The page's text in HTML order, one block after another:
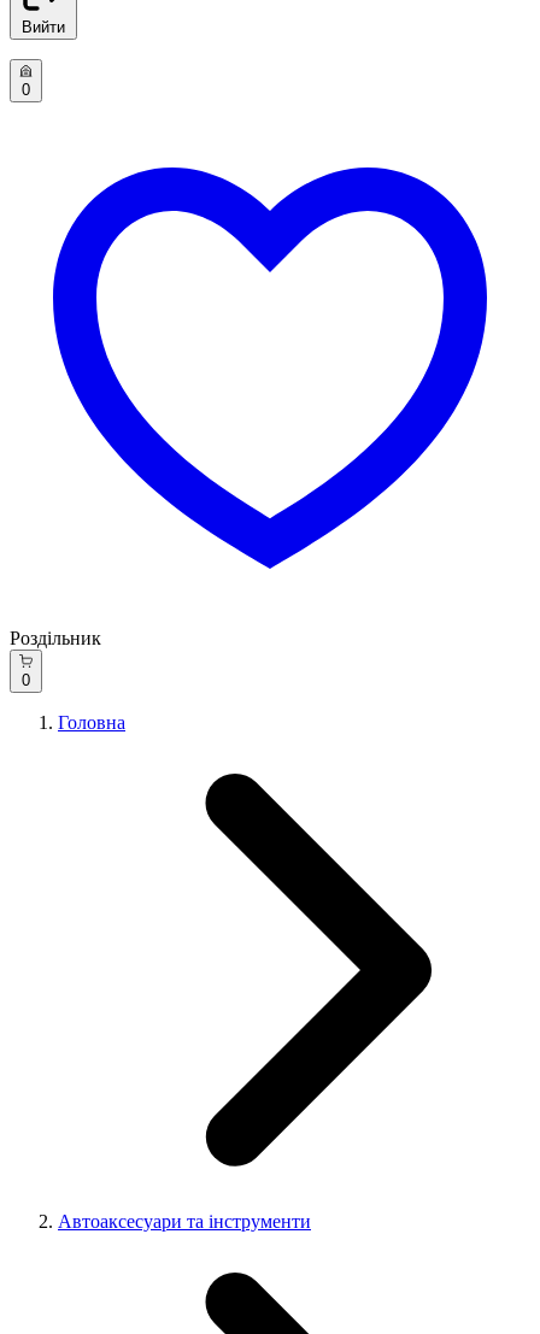
Вийти
0
Роздільник
0
Головна
Автоаксесуари та інструменти